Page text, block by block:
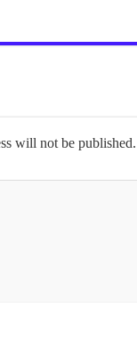
will not be published.